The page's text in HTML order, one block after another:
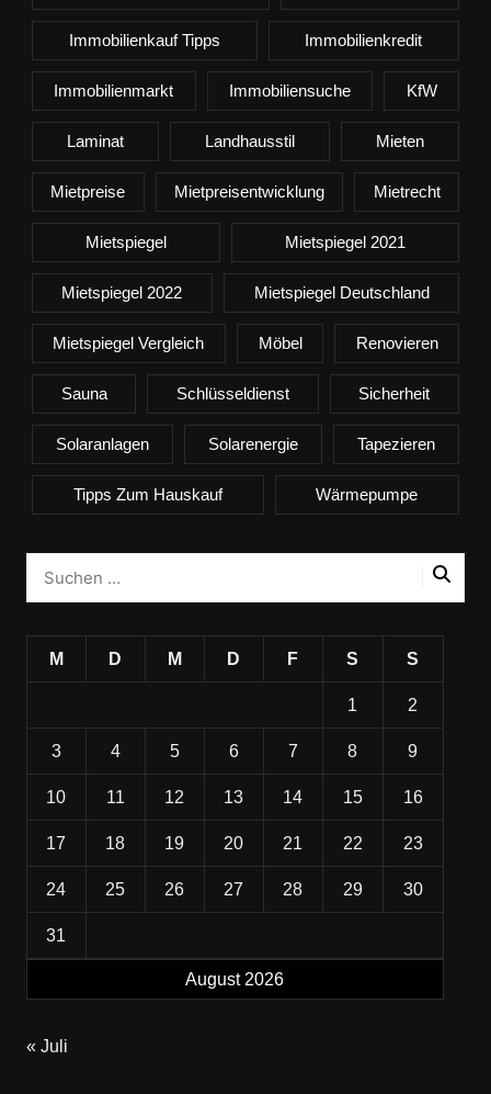
Immobilienkauf Tipps Immobilienkredit
Immobilienmarkt Immobiliensuche KfW
Laminat Landhausstil Mieten
Mietpreise Mietpreisentwicklung Mietrecht
Mietspiegel Mietspiegel 2021
Mietspiegel 2022 Mietspiegel Deutschland
Mietspiegel Vergleich Möbel Renovieren
Sauna Schlüsseldienst Sicherheit
Solaranlagen Solarenergie Tapezieren
Tipps Zum Hauskauf Wärmepumpe
August 2026
M D M D F S S
1 2
3 4 5 6 7 8 9
10 11 12 13 14 15 16
17 18 19 20 21 22 23
24 25 26 27 28 29 30
31
« Juli